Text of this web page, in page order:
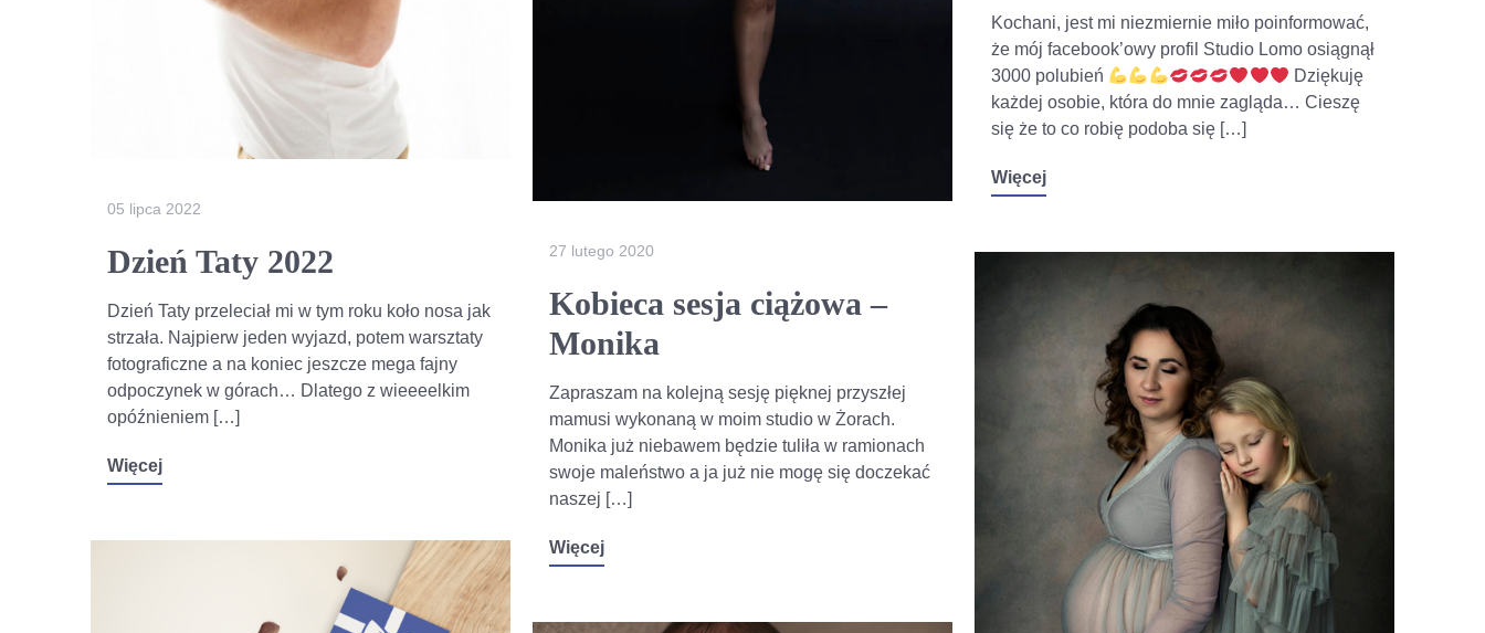
05 lipca 2022
Dzień Taty 2022
Dzień Taty przeleciał mi w tym roku koło nosa jak
strzała. Najpierw jeden wyjazd, potem warsztaty
fotograficzne a na koniec jeszcze mega fajny
odpoczynek w górach… Dlatego z wieeeelkim
opóźnieniem […]
Więcej
27 lutego 2020
Kobieca sesja ciążowa –
Monika
Zapraszam na kolejną sesję pięknej przyszłej
mamusi wykonaną w moim studio w Żorach.
Monika już niebawem będzie tuliła w ramionach
swoje maleństwo a ja już nie mogę się doczekać
naszej […]
Więcej
Kochani, jest mi niezmiernie miło poinformować,
że mój facebook’owy profil Studio Lomo osiągnął
3000 polubień
Dziękuję
każdej osobie, która do mnie zagląda… Cieszę
się że to co robię podoba się […]
Więcej